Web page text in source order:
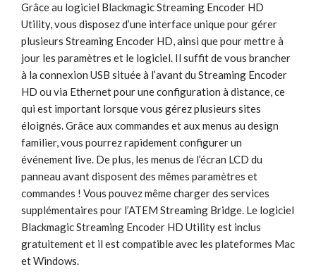
Grâce au logiciel Blackmagic Streaming Encoder HD
Utility, vous disposez d’une interface unique pour gérer
plusieurs Streaming Encoder HD, ainsi que pour mettre à
jour les paramètres et le logiciel. Il suffit de vous brancher
à la connexion USB située à l’avant du Streaming Encoder
HD ou via Ethernet pour une configuration à distance, ce
qui est important lorsque vous gérez plusieurs sites
éloignés. Grâce aux commandes et aux menus au design
familier, vous pourrez rapidement configurer un
événement live. De plus, les menus de l’écran LCD du
panneau avant disposent des mêmes paramètres et
commandes ! Vous pouvez même charger des services
supplémentaires pour l’ATEM Streaming Bridge. Le logiciel
Blackmagic Streaming Encoder HD Utility est inclus
gratuitement et il est compatible avec les plateformes Mac
et Windows.